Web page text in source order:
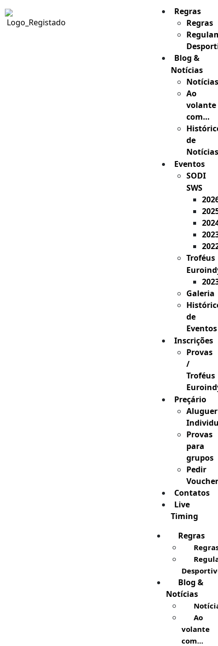
Regras
Regras
Blog &
Notícias
Notícias
Ao
volante
com…
de
Notícias
Eventos
SODI
SWS
Troféus
Galeria
de
Eventos
Inscrições
Provas
/
Troféus
Preçário
Aluguer
Provas
para
grupos
Pedir
Voucher
Contatos
Live
Timing
Regras
Blog &
Notícias
Ao
volante
com…